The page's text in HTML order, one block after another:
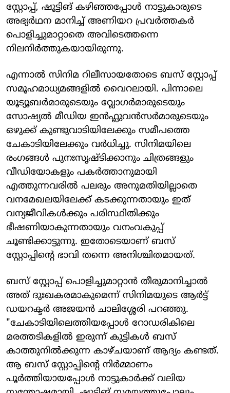
സ്റ്റോപ്പ്, ഷൂട്ടിങ് കഴിഞ്ഞപ്പോൾ നാട്ടുകാരുടെ
അഭ്യർഥന മാനിച്ച് അണിയറ പ്രവർത്തകർ
പൊളിച്ചുമാറ്റാതെ അവിടെത്തന്നെ
നിലനിർത്തുകയായിരുന്നു.
എന്നാൽ സിനിമ റിലീസായതോടെ ബസ് സ്റ്റോപ്പ്
സമൂഹമാധ്യമങ്ങളിൽ വൈറലായി. പിന്നാലെ
യൂട്യൂബർമാരുടെയും വ്ലോഗർമാരുടെയും
സോഷ്യൽ മീഡിയ ഇൻഫ്ലുവൻസർമാരുടെയും
ഒഴുക്ക് കുണ്ടുവാടിയിലേക്കും സമീപത്തെ
ചേകാടിയിലേക്കും വർധിച്ചു. സിനിമയിലെ
രംഗങ്ങൾ പുനഃസൃഷ്ടിക്കാനും ചിത്രങ്ങളും
വീഡിയോകളും പകർത്താനുമായി
എത്തുന്നവരിൽ പലരും അനുമതിയില്ലാതെ
വനമേഖലയിലേക്ക് കടക്കുന്നതായും ഇത്
വന്യജീവികൾക്കും പരിസ്ഥിതിക്കും
ഭീഷണിയാകുന്നതായും വനംവകുപ്പ്
ചൂണ്ടിക്കാട്ടുന്നു. ഇതോടെയാണ് ബസ്
സ്റ്റോപ്പിന്റെ ഭാവി തന്നെ അനിശ്ചിതമായത്.
ബസ് സ്റ്റോപ്പ് പൊളിച്ചുമാറ്റാൻ തീരുമാനിച്ചാൽ
അത് ദുഃഖകരമാകുമെന്ന് സിനിമയുടെ ആർട്ട്
ഡയറക്ടർ അജയൻ ചാലിശ്ശേരി പറഞ്ഞു.
"ചേകാടിയിലെത്തിയപ്പോൾ റോഡരികിലെ
മരത്തടികളിൽ ഇരുന്ന് കുട്ടികൾ ബസ്
കാത്തുനിൽക്കുന്ന കാഴ്ചയാണ് ആദ്യം കണ്ടത്.
ആ ബസ് സ്റ്റോപ്പിന്റെ നിർമ്മാണം
പൂർത്തിയായപ്പോൾ നാട്ടുകാർക്ക് വലിയ